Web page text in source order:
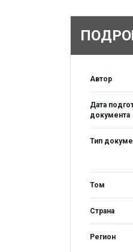
Автор
Дата
документа
Тип
Том
Страна
Регион